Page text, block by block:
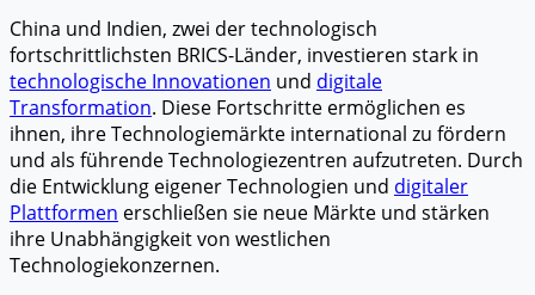
China und Indien, zwei der technologisch
fortschrittlichsten BRICS-Länder, investieren stark in
technologische Innovationen und digitale
Transformation. Diese Fortschritte ermöglichen es
ihnen, ihre Technologiemärkte international zu fördern
und als führende Technologiezentren aufzutreten. Durch
die Entwicklung eigener Technologien und digitaler
Plattformen erschließen sie neue Märkte und stärken
ihre Unabhängigkeit von westlichen
Technologiekonzernen.